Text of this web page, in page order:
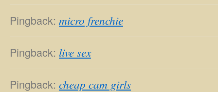
Pingback: micro frenchie
Pingback: live sex
Pingback: cheap cam girls